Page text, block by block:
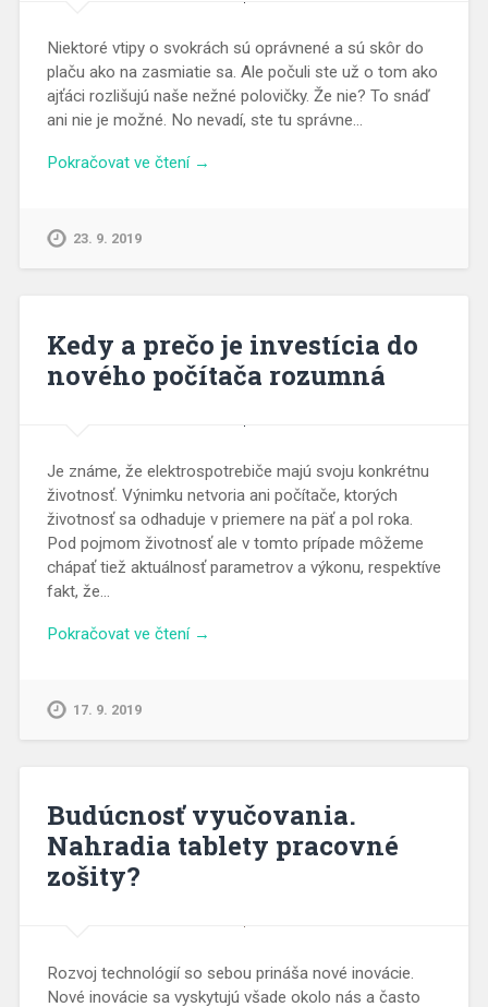
Niektoré vtipy o svokrách sú oprávnené a sú skôr do
plaču ako na zasmiatie sa. Ale počuli ste už o tom ako
ajťáci rozlišujú naše nežné polovičky. Že nie? To snáď
ani nie je možné. No nevadí, ste tu správne…
Pokračovat ve čtení →
23. 9. 2019
Kedy a prečo je investícia do
nového počítača rozumná
Je známe, že elektrospotrebiče majú svoju konkrétnu
životnosť. Výnimku netvoria ani počítače, ktorých
životnosť sa odhaduje v priemere na päť a pol roka.
Pod pojmom životnosť ale v tomto prípade môžeme
chápať tiež aktuálnosť parametrov a výkonu, respektíve
fakt, že…
Pokračovat ve čtení →
17. 9. 2019
Budúcnosť vyučovania.
Nahradia tablety pracovné
zošity?
Rozvoj technológií so sebou prináša nové inovácie.
Nové inovácie sa vyskytujú všade okolo nás a často